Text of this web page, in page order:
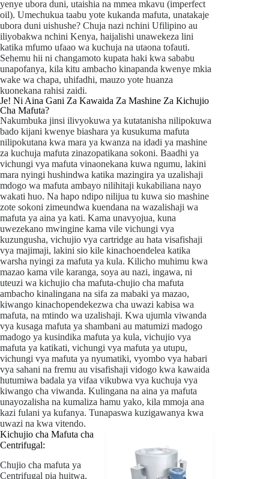
yenye ubora duni, utaishia na mmea mkavu (imperfect
oil). Umechukua taabu yote kukanda mafuta, unatakaje
ubora duni uishushe? Chuja nazi nchini Ufilipino au
iliyobakwa nchini Kenya, haijalishi unawekeza lini
katika mfumo ufaao wa kuchuja na utaona tofauti.
Sehemu hii ni changamoto kupata haki kwa sababu
unapofanya, kila kitu ambacho kinapanda kwenye mkia
wake wa chapa, uhifadhi, mauzo yote huanza
kuonekana rahisi zaidi.
Je! Ni Aina Gani Za Kawaida Za Mashine Za Kichujio
Cha Mafuta?
Nakumbuka jinsi ilivyokuwa ya kutatanisha nilipokuwa
bado kijani kwenye biashara ya kusukuma mafuta
nilipokutana kwa mara ya kwanza na idadi ya mashine
za kuchuja mafuta zinazopatikana sokoni. Baadhi ya
vichungi vya mafuta vinaonekana kuwa ngumu, lakini
mara nyingi hushindwa katika mazingira ya uzalishaji
mdogo wa mafuta ambayo nilihitaji kukabiliana nayo
wakati huo. Na hapo ndipo nilijua tu kuwa sio mashine
zote sokoni zimeundwa kuendana na wazalishaji wa
mafuta ya aina ya kati. Kama unavyojua, kuna
uwezekano mwingine kama vile vichungi vya
kuzungusha, vichujio vya cartridge au hata visafishaji
vya majimaji, lakini sio kile kinachoendelea katika
warsha nyingi za mafuta ya kula. Kilicho muhimu kwa
mazao kama vile karanga, soya au nazi, ingawa, ni
uteuzi wa kichujio cha mafuta-chujio cha mafuta
ambacho kinalingana na sifa za mabaki ya mazao,
kiwango kinachopendekezwa cha uwazi kabisa wa
mafuta, na mtindo wa uzalishaji. Kwa ujumla viwanda
vya kusaga mafuta ya shambani au matumizi madogo
madogo ya kusindika mafuta ya kula, vichujio vya
mafuta ya katikati, vichungi vya mafuta ya utupu,
vichungi vya mafuta ya nyumatiki, vyombo vya habari
vya sahani na fremu au visafishaji vidogo kwa kawaida
hutumiwa badala ya vifaa vikubwa vya kuchuja vya
kiwango cha viwanda. Kulingana na aina ya mafuta
unayozalisha na kumaliza hamu yako, kila mmoja ana
kazi fulani ya kufanya. Tunapaswa kuzigawanya kwa
uwazi na kwa vitendo.
Kichujio cha Mafuta cha
Centrifugal:
Chujio cha mafuta ya
Centrifugal pia huitwa,